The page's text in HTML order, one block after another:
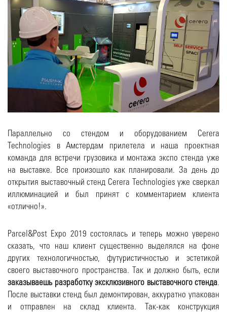
Параллельно со стендом и оборудованием Cerera
Technologies в Амстердам прилетела и наша проектная
команда для встречи грузовика и монтажа экспо стенда уже
на выставке. Все произошло как планировали. За день до
открытия выставочный стенд Cerera Technologies уже сверкал
иллюминацией и был принят с комментарием клиента
«отлично!».
Parcel&Post Expo 2019 состоялась и теперь можно уверено
сказать, что наш клиент существенно выделялся на фоне
других технологичностью, футуристичностью и эстетикой
своего выставочного пространства. Так и должно быть, если
заказываешь разработку эксклюзивного выставочного стенда.
После выставки стенд был демонтирован, аккуратно упакован
и отправлен на склад клиента. Так-как конструкция